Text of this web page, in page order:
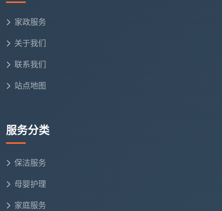
司口碑排名
底好在哪里。
家政服务
关于我们
联系我们
站点地图
服务分类
保洁服务
母婴护理
家庭服务